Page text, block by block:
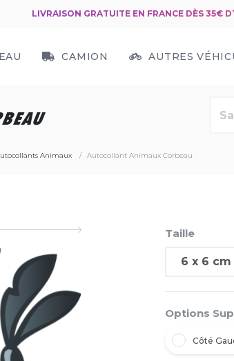
LIVRAISON GRATUITE EN FRANCE DÈS 35€
CAMION AUTRES
Animaux Autocollant Animaux Corbeau
Taille
Options
Côté